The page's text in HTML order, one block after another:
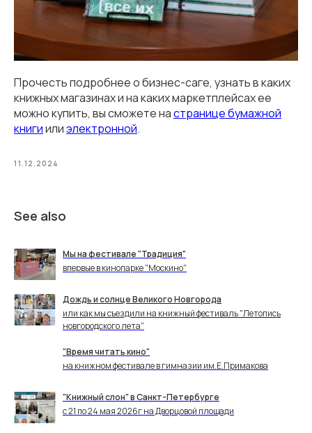
Прочесть подробнее о бизнес-саге, узнать в каких
книжных магазинах и на каких маркетплейсах ее
можно купить, вы сможете настранице бумажной
книгиилиэлектронной.
11.12.2024
See also
Мы на фестивале "Традиция"
впервые в кинопарке "Москино"
Дождь и солнце Великого Новгорода
или как мы съездили на книжный фестиваль "Летопись
новгородского лета"
"Время читать кино"
на книжном фестивале в гимназии им.Е.Примакова
"Книжный слон" в Санкт-Петербурге
с 21 по 24 мая 2026г на Дворцовой площади